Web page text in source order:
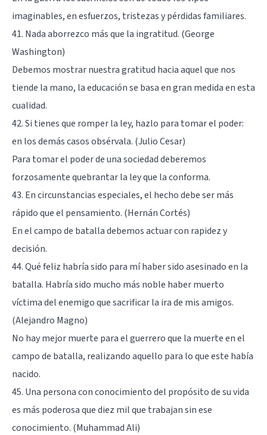
imaginables, en esfuerzos, tristezas y pérdidas familiares.
41. Nada aborrezco más que la ingratitud. (George
Washington)
Debemos mostrar nuestra gratitud hacia aquel que nos
tiende la mano, la educación se basa en gran medida en esta
cualidad.
42. Si tienes que romper la ley, hazlo para tomar el poder:
en los demás casos obsérvala. (Julio Cesar)
Para tomar el poder de una sociedad deberemos
forzosamente quebrantar la ley que la conforma.
43. En circunstancias especiales, el hecho debe ser más
rápido que el pensamiento. (Hernán Cortés)
En el campo de batalla debemos actuar con rapidez y
decisión.
44. Qué feliz habría sido para mí haber sido asesinado en la
batalla. Habría sido mucho más noble haber muerto
víctima del enemigo que sacrificar la ira de mis amigos.
(Alejandro Magno)
No hay mejor muerte para el guerrero que la muerte en el
campo de batalla, realizando aquello para lo que este había
nacido.
45. Una persona con conocimiento del propósito de su vida
es más poderosa que diez mil que trabajan sin ese
conocimiento. (Muhammad Ali)